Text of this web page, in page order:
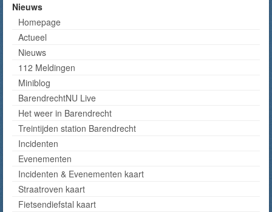
Nieuws
Homepage
Actueel
Nieuws
112 Meldingen
Miniblog
BarendrechtNU Live
Het weer in Barendrecht
Treintijden station Barendrecht
Incidenten
Evenementen
Incidenten & Evenementen kaart
Straatroven kaart
Fietsendiefstal kaart